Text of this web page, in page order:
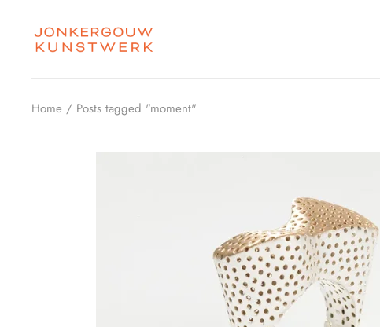
content
Home Posts tagged "moment"